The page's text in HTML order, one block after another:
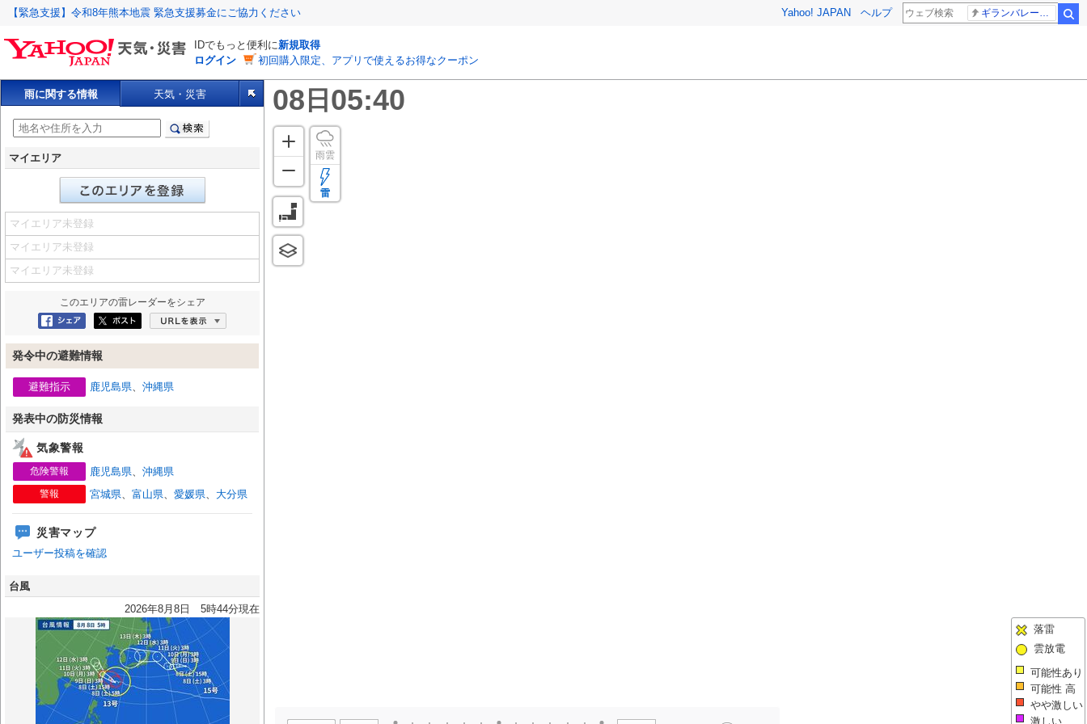
【緊急支援】令和8年熊本地震 緊急支援募金にご協力ください Yahoo! JAPAN ヘルプ ギランバレー症候群
IDでもっと便利に新規取得
ログイン
初回購入限定、アプリで使えるお得なクーポン
雨に関する情報 天気・災害
マイエリア
マイエリア未登録
マイエリア未登録
マイエリア未登録
このエリアの雷レーダーをシェア
Facebookにシェア
ポスト
発令中の避難情報
避難指示 鹿児島県、 沖縄県
発表中の防災情報
気象警報
危険警報 鹿児島県、 沖縄県
警報 宮城県、 富山県、 愛媛県、 大分県
災害マップ
ユーザー投稿を確認
台風
2026年8月8日 5時44分現在
雨雲
雷
08 日 05:40
落雷
雲放電
可能性あり
可能性 高
やや激しい
激しい